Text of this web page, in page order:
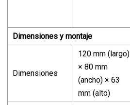
Dimensiones y montaje
Dimensiones
120 mm (largo)
× 80 mm
(ancho) × 63
mm (alto)